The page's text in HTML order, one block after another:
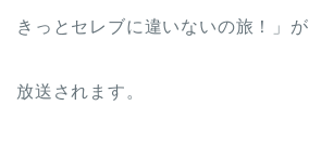
きっとセレブに違いないの旅！」が
放送されます。